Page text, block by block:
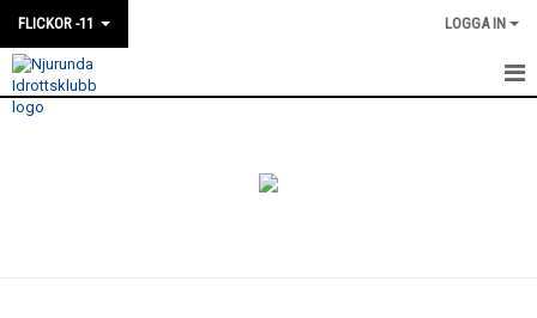
FLICKOR -11 LOGGA IN
HEM